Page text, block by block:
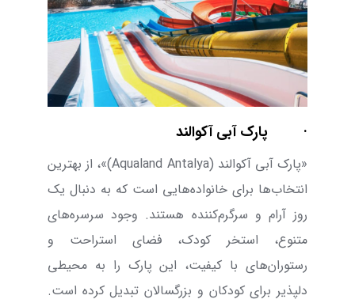
· پارک آبی آکوالند
«پارک آبی آکوالند (Aqualand Antalya)»، از بهترین
انتخاب‌ها برای خانواده‌هایی است که به دنبال یک
روز آرام و سرگرم‌کننده هستند. وجود سرسره‌های
متنوع، استخر کودک، فضای استراحت و
رستوران‌های با کیفیت، این پارک را به محیطی
دلپذیر برای کودکان و بزرگسالان تبدیل کرده است.